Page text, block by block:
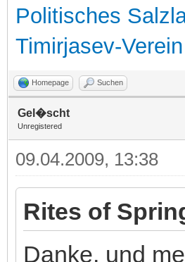
Politisches
Timirjasev-Verein
Homepage Suchen
Gel�scht
Unregistered
09.04.2009, 13:38
Rites of
Danke, und